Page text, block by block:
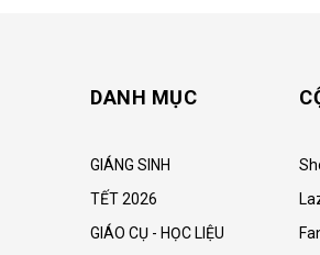
DANH MỤC
GIÁNG SINH
TẾT 2026
GIÁO CỤ - HỌC LIỆU